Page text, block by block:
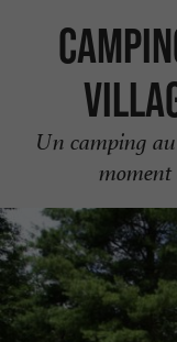
Un camping